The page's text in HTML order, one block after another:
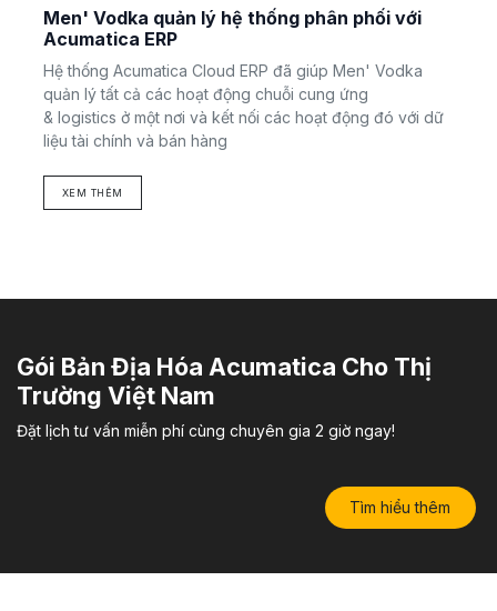
Men' Vodka quản lý hệ thống phân phối với
Acumatica ERP
Hệ thống Acumatica Cloud ERP đã giúp Men' Vodka
quản lý tất cả các hoạt động chuỗi cung ứng
& logistics ở một nơi và kết nối các hoạt động đó với dữ
liệu tài chính và bán hàng
XEM THÊM
Gói Bản Địa Hóa Acumatica Cho Thị
Trường Việt Nam
Đặt lịch tư vấn miễn phí cùng chuyên gia 2 giờ ngay!
Tìm hiểu thêm